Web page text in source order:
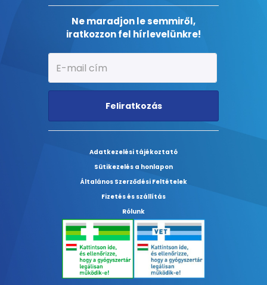
Ne maradjon le semmiről,
iratkozzon fel hírlevelünkre!
Feliratkozás
Adatkezelési tájékoztató
Sütikezelés a honlapon
Általános Szerződési Feltételek
Fizetés és szállítás
Rólunk